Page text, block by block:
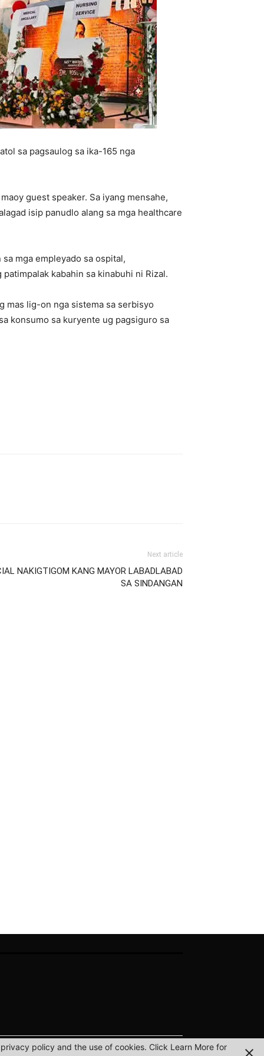
sa pagsaulog sa ika-165 nga
guest speaker. Sa iyang mensahe,
isip panudlo alang sa mga healthcare
mga empleyado sa ospital,
kabahin sa kinabuhi ni Rizal.
mas lig-on nga sistema sa serbisyo
konsumo sa kuryente ug pagsiguro sa
Next article
NAKIGTIGOM KANG MAYOR LABADLABAD
SA SINDANGAN
policy and the use of cookies. Click Learn More for